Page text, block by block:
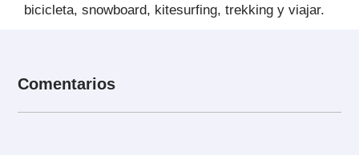
bicicleta, snowboard, kitesurfing, trekking y viajar.
Comentarios